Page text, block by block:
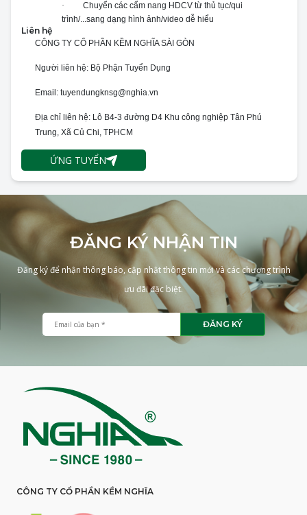
· C huyển các cẩm nang HDCV từ thủ tục/qui
trình/...sang dạng hình ảnh/video dễ hiểu
Liên hệ
CÔNG TY CỔ PHẦN KỀM NGHĨA SÀI GÒN
Người liên hệ: Bộ Phận Tuyển Dụng
Email: tuyendungknsg@nghia.vn
Địa chỉ liên hệ: Lô B4-3 đường D4 Khu công nghiệp Tân Phú
Trung, Xã Củ Chi, TPHCM
ỨNG TUYỂN
ĐĂNG KÝ NHẬN TIN
Đăng ký để nhận thông báo, cập nhật thông tin mới và các chương trình
ưu đãi đặc biệt.
ĐĂNG KÝ
CÔNG TY CỔ PHẦN KỀM NGHĨA